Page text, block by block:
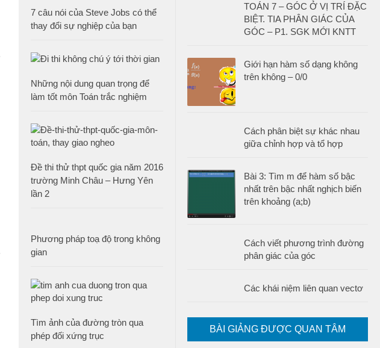
TOÁN 7 – GÓC Ở VỊ TRÍ ĐẶC
BIỆT. TIA PHÂN GIÁC CỦA
GÓC – P1. SGK MỚI KNTT
Giới hạn hàm số dạng không
trên không – 0/0
Cách phân biệt sự khác nhau
giữa chỉnh hợp và tổ hợp
Bài 3: Tìm m để hàm số bậc
nhất trên bậc nhất nghịch biến
trên khoảng (a;b)
Cách viết phương trình đường
phân giác của góc
Các khái niệm liên quan vectơ
BÀI GIẢNG ĐƯỢC QUAN TÂM
7 câu nói của Steve Jobs có thể
thay đổi sự nghiệp của bạn
Những nội dung quan trọng để
làm tốt môn Toán trắc nghiệm
Đề thi thử thpt quốc gia năm 2016
trường Minh Châu – Hưng Yên
lần 2
Phương pháp toạ độ trong không
gian
Tìm ảnh của đường tròn qua
phép đối xứng trục